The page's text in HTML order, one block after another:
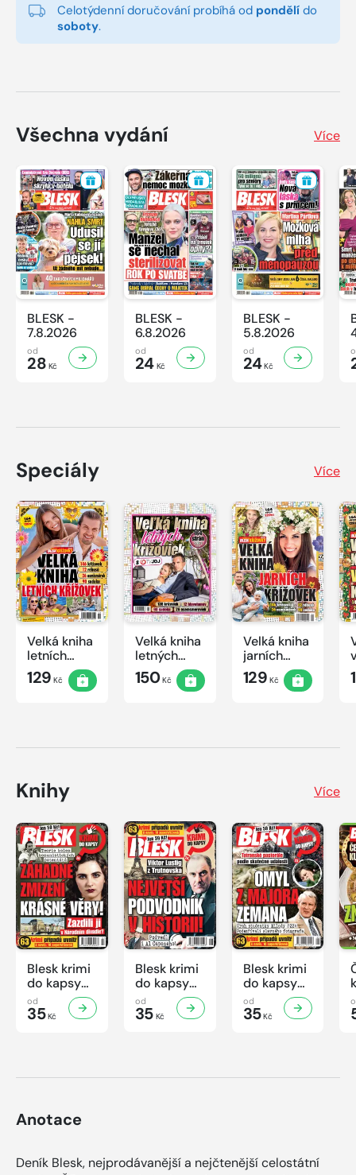
Celotýdenní doručování probíhá od pondělí do
soboty.
Všechna vydání Více
BLESK -
7.8.2026
od
28 Kč
BLESK -
6.8.2026
od
24Kč
BLESK -
5.8.2026
od
24Kč
Speciály Více
Velká kniha
letních
křížovek
2026
129 Kč
Velká kniha
letných
krížoviek s
TV JOJ
150Kč
Velká kniha
jarních
křížovek
2026
129 Kč
Knihy Více
Blesk krimi
do kapsy
č.7/2026
od
35Kč
Blesk krimi
do kapsy
č.6/2026
od
35Kč
Blesk krimi
do kapsy
č.5/2026
od
35Kč
Anotace
Deník Blesk, nejprodávanější a nejčtenější celostátní